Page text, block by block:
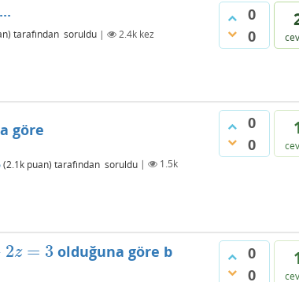
0
0
tarafından soruldu | 2.4k kez
0
0
göre
(2.1k puan) tarafından soruldu |
1.5k
0
0
2z = 3
=3
olduğuna göre b